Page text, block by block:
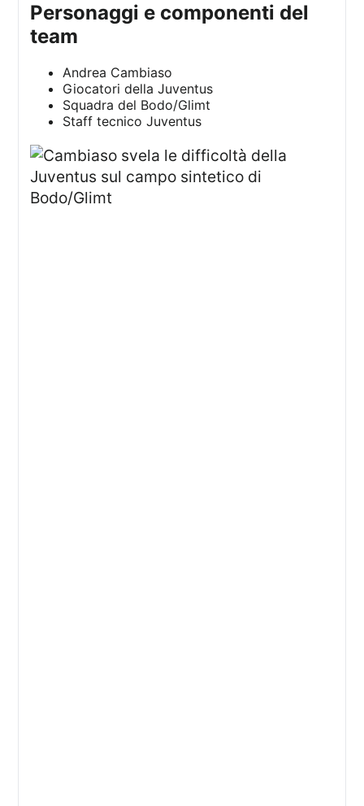
personaggi e componenti del
team
Andrea Cambiaso
Giocatori della Juventus
Squadra del Bodo/Glimt
Staff tecnico Juventus